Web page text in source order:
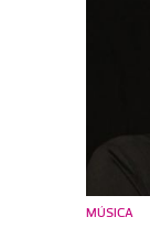
MÚSICA